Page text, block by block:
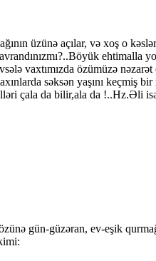
üzünə açılar, və xoş o
vaxtımızda özümüzə
səksən yaşını keçmiş
çala da bilir,ala da !..Hz.Əli
gün-güzəran, ev-eşik